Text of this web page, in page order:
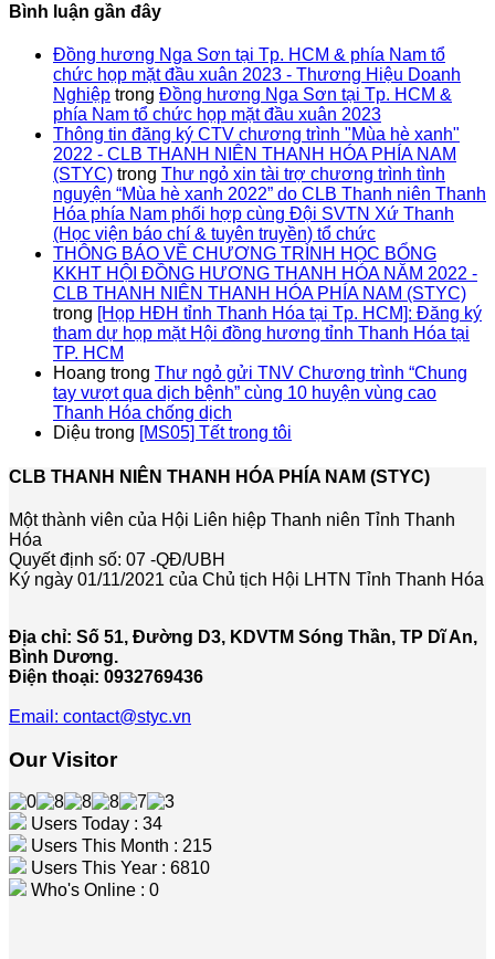
Bình luận gần đây
Đồng hương Nga Sơn tại Tp. HCM & phía Nam tổ
chức họp mặt đầu xuân 2023 - Thương Hiệu Doanh
Nghiệp trong Đồng hương Nga Sơn tại Tp. HCM &
phía Nam tổ chức họp mặt đầu xuân 2023
Thông tin đăng ký CTV chương trình "Mùa hè xanh"
2022 - CLB THANH NIÊN THANH HÓA PHÍA NAM
(STYC) trong Thư ngỏ xin tài trợ chương trình tình
nguyện “Mùa hè xanh 2022” do CLB Thanh niên Thanh
Hóa phía Nam phối hợp cùng Đội SVTN Xứ Thanh
(Học viện báo chí & tuyên truyền) tổ chức
THÔNG BÁO VỀ CHƯƠNG TRÌNH HỌC BỔNG
KKHT HỘI ĐỒNG HƯƠNG THANH HÓA NĂM 2022 -
CLB THANH NIÊN THANH HÓA PHÍA NAM (STYC)
trong
[Họp HĐH tỉnh Thanh Hóa tại Tp. HCM]: Đăng ký
tham dự họp mặt Hội đồng hương tỉnh Thanh Hóa tại
TP. HCM
Hoang trong Thư ngỏ gửi TNV Chương trình “Chung
tay vượt qua dịch bệnh” cùng 10 huyện vùng cao
Thanh Hóa chống dịch
Diệu trong [MS05] Tết trong tôi
CLB THANH NIÊN THANH HÓA PHÍA NAM (STYC)
Một thành viên của Hội Liên hiệp Thanh niên Tỉnh Thanh
Hóa
Quyết định số: 07 -QĐ/UBH
Ký ngày 01/11/2021 của Chủ tịch Hội LHTN Tỉnh Thanh Hóa
Địa chỉ: Số 51, Đường D3, KDVTM Sóng Thần, TP Dĩ An,
Bình Dương.
Điện thoại: 0932769436
Email: contact@styc.vn
Our Visitor
Users Today : 34
Users This Month : 215
Users This Year : 6810
Who's Online : 0